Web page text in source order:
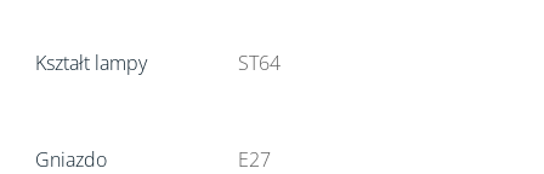
Kształt lampy ST64
Gniazdo E27